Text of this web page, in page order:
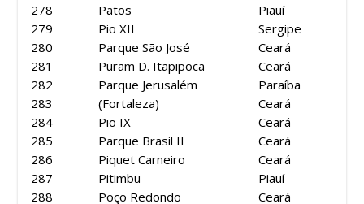
278
279
280
281
282
283
284
285
286
287
288
Patos
Pio XII
Parque São José
Puram D. Itapipoca
Parque Jerusalém
(Fortaleza)
Pio IX
Parque Brasil II
Piquet Carneiro
Pitimbu
Poço Redondo
Piauí
Sergipe
Ceará
Ceará
Paraíba
Ceará
Ceará
Ceará
Ceará
Piauí
Ceará